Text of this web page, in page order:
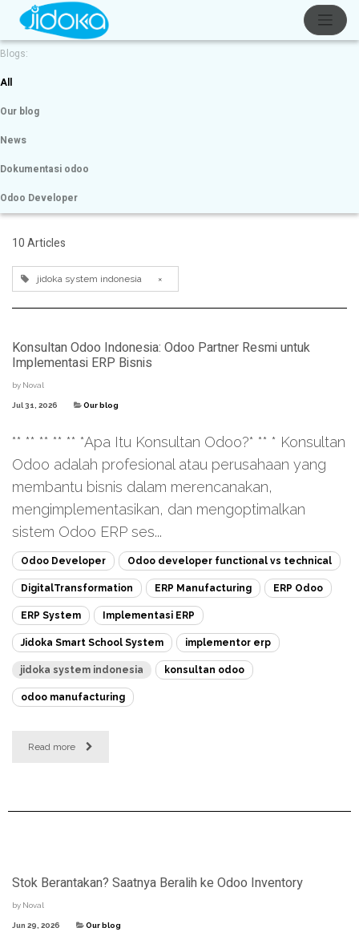
Blogs:
All
Our blog
News
Dokumentasi odoo
Odoo Developer
10 Articles
jidoka system indonesia ×
Konsultan Odoo Indonesia: Odoo Partner Resmi untuk
Implementasi ERP Bisnis
by Noval
Jul 31, 2026 Our blog
** ** ** ** ** *Apa Itu Konsultan Odoo?* ** * Konsultan
Odoo adalah profesional atau perusahaan yang
membantu bisnis dalam merencanakan,
mengimplementasikan, dan mengoptimalkan
sistem Odoo ERP ses...
Odoo Developer Odoo developer functional vs technical
DigitalTransformation ERP Manufacturing ERP Odoo
ERP System Implementasi ERP
Jidoka Smart School System implementor erp
jidoka system indonesia konsultan odoo
odoo manufacturing
Read more
Stok Berantakan? Saatnya Beralih ke Odoo Inventory
by Noval
Jun 29, 2026 Our blog